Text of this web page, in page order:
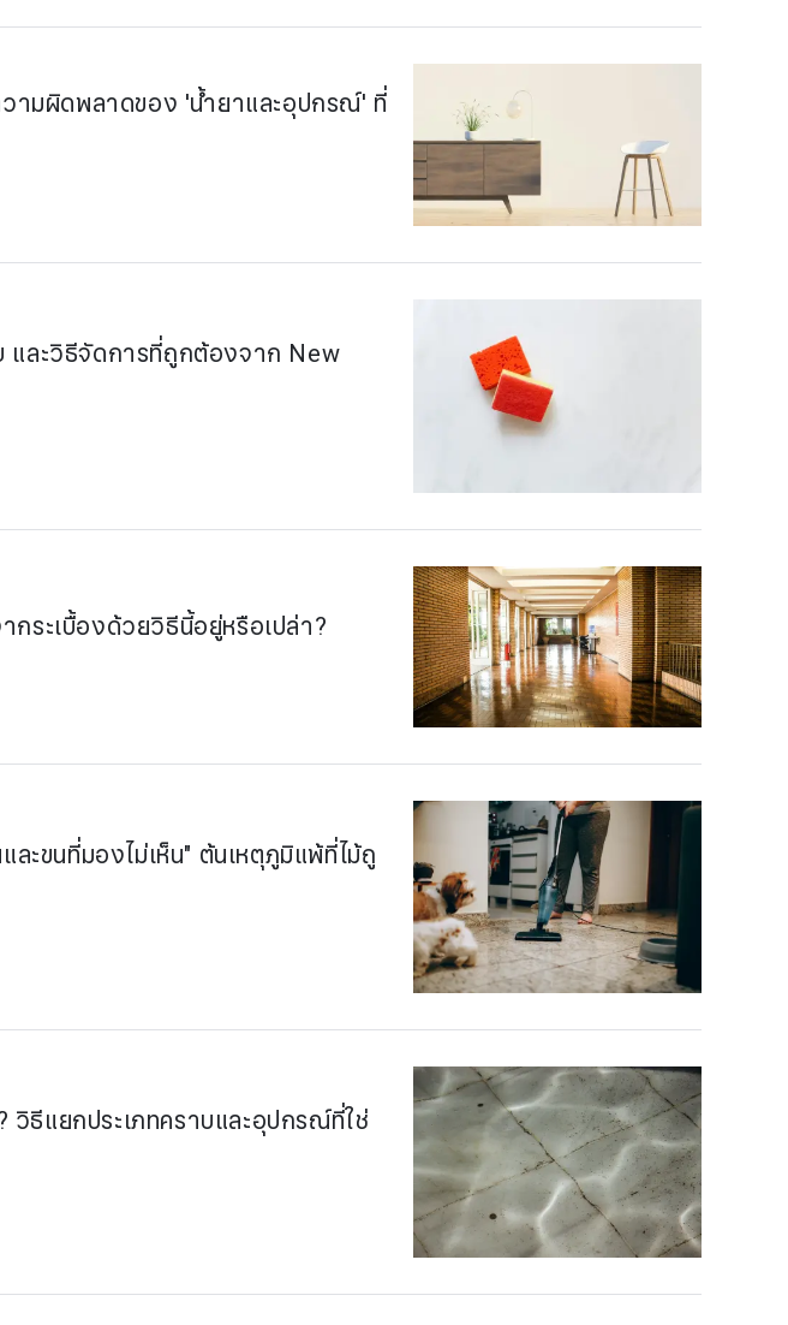
วามผิดพลาดของ 'น้ำยาและอุปกรณ์' ที่
และวิธีจัดการที่ถูกต้องจาก New
ระเบื้องด้วยวิธีนี้อยู่หรือเปล่า?
ะขนที่มองไม่เห็น" ต้นเหตุภูมิแพ้ที่ไม้ถู
ธีแยกประเภทคราบและอุปกรณ์ที่ใช่